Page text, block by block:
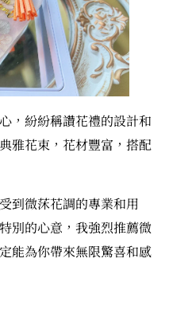
，紛紛稱讚花禮的設計和
雅花束，花材豐富，搭配
到微莯花調的專業和用
別的心意，我強烈推薦微
能為你帶來無限驚喜和感